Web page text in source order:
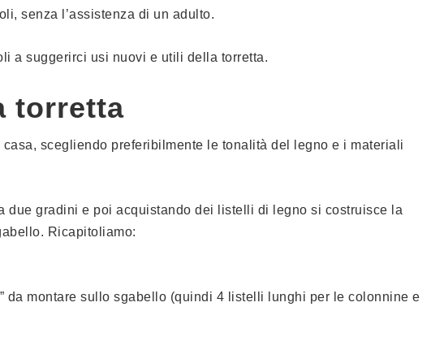
senza l’assistenza di un adulto.
a suggerirci usi nuovi e utili della torretta.
torretta
scegliendo preferibilmente le tonalità del legno e i materiali
due gradini e poi acquistando dei listelli di legno si costruisce la
Ricapitoliamo:
da montare sullo sgabello (quindi 4 listelli lunghi per le colonnine e